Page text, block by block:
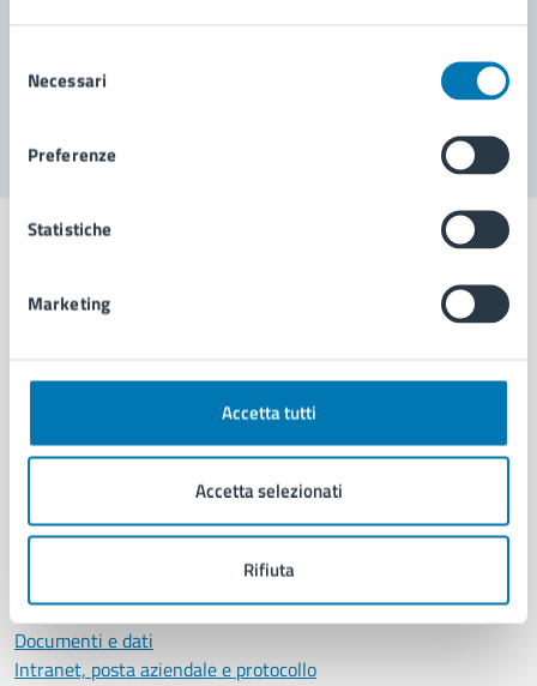
delNecessari
Preferenze
Statistiche
Marketing
Accetta tutti
Accetta selezionati
Rifiuta
Segnala disservizio
Comune di Napoli
Aree amministrative
Organi di governo
Uffici
Personale amministrativo
Documenti e dati
Intranet, posta aziendale e protocollo